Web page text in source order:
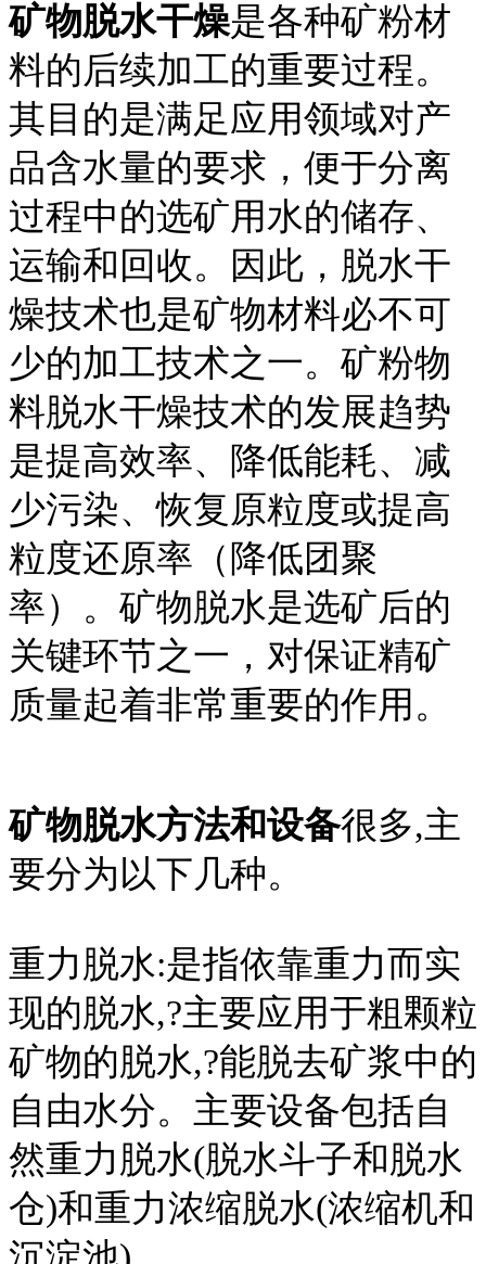
矿物脱水干燥是各种矿粉材
料的后续加工的重要过程。
其目的是满足应用领域对产
品含水量的要求，便于分离
过程中的选矿用水的储存、
运输和回收。因此，脱水干
燥技术也是矿物材料必不可
少的加工技术之一。矿粉物
料脱水干燥技术的发展趋势
是提高效率、降低能耗、减
少污染、恢复原粒度或提高
粒度还原率（降低团聚
率）。矿物脱水是选矿后的
关键环节之一，对保证精矿
质量起着非常重要的作用。
矿物脱水方法和设备很多,主
要分为以下几种。
重力脱水:是指依靠重力而实
现的脱水,?主要应用于粗颗粒
矿物的脱水,?能脱去矿浆中的
自由水分。主要设备包括自
然重力脱水(脱水斗子和脱水
仓)和重力浓缩脱水(浓缩机和